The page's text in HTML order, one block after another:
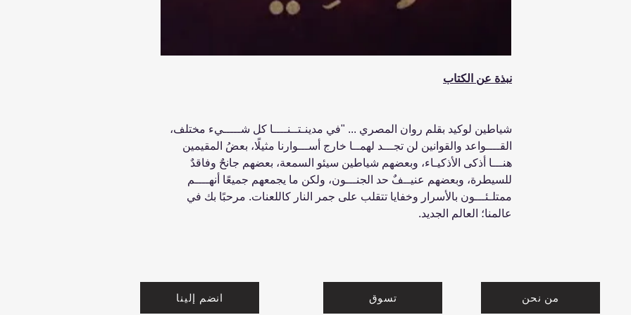
نبذة عن الكتاب
شياطين لوكيد بقلم روان المصري ... "في مدينـتــنــــا كل شـــــيء مختلف،
القــــواعد والقوانين لن تجـــد لهمــا خارج أســـوارنا مثيلًا، بعضُ المقيمين
هنـــا أذكى الأذكيـاء، وبعضهم شياطين سيئو السمعة، بعضهم جانحٌ وفاقدٌ
للسيطرة، وبعضهم عنيــفٌ حد الجنـــون، ولكن ما يجمعهم جميعًا أنهــــم
ممتلـئـــون بالأسرار وخفايا تتقلب على جمر النار كاللعنات. مرحبًا بك في
عالمنا؛ العالم الجديد.
انضم إلينا تسوق من نحن